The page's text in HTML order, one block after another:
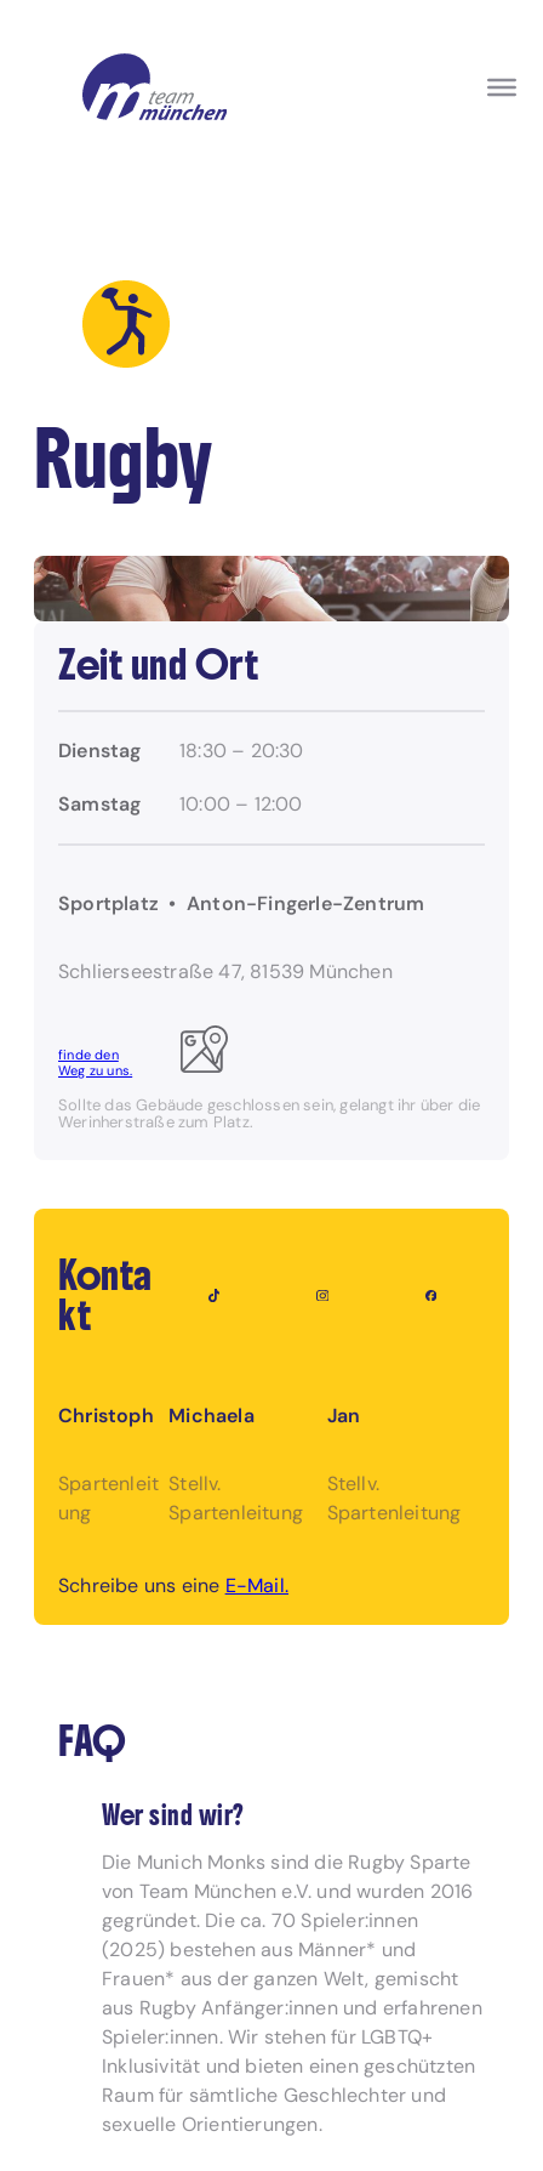
Rugby
Zeit und Ort
Dienstag 18:30 – 20:30
Samstag 10:00 – 12:00
Sportplatz • Anton-Fingerle-Zentrum
Schlierseestraße 47, 81539 München
finde den
Weg zu uns.
Sollte das Gebäude geschlossen sein, gelangt ihr über die
Werinherstraße zum Platz.
Konta
kt
Christoph
Spartenleit
ung
Michaela
Stellv.
Spartenleitung
Jan
Stellv.
Spartenleitung
Schreibe uns eine E-Mail.
FAQ
Wer sind wir?
Die Munich Monks sind die Rugby Sparte
von Team München e.V. und wurden 2016
gegründet. Die ca. 70 Spieler:innen
(2025) bestehen aus Männer* und
Frauen* aus der ganzen Welt, gemischt
aus Rugby Anfänger:innen und erfahrenen
Spieler:innen. Wir stehen für LGBTQ+
Inklusivität und bieten einen geschützten
Raum für sämtliche Geschlechter und
sexuelle Orientierungen.